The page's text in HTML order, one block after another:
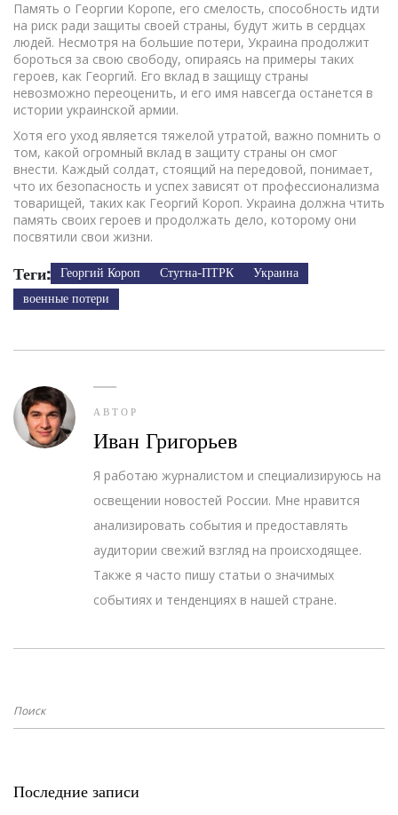
Память о Георгии Коропе, его смелость, способность идти
на риск ради защиты своей страны, будут жить в сердцах
людей. Несмотря на большие потери, Украина продолжит
бороться за свою свободу, опираясь на примеры таких
героев, как Георгий. Его вклад в защищу страны
невозможно переоценить, и его имя навсегда останется в
истории украинской армии.
Хотя его уход является тяжелой утратой, важно помнить о
том, какой огромный вклад в защиту страны он смог
внести. Каждый солдат, стоящий на передовой, понимает,
что их безопасность и успех зависят от профессионализма
товарищей, таких как Георгий Короп. Украина должна чтить
память своих героев и продолжать дело, которому они
посвятили свои жизни.
Теги: Георгий Короп Стугна-ПТРК Украина
военные потери
АВТОР
Иван Григорьев
Я работаю журналистом и специализируюсь на
освещении новостей России. Мне нравится
анализировать события и предоставлять
аудитории свежий взгляд на происходящее.
Также я часто пишу статьи о значимых
событиях и тенденциях в нашей стране.
Последние записи